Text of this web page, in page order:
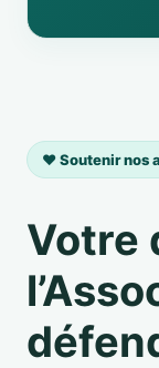
❤️ Soutenir nos
Votre